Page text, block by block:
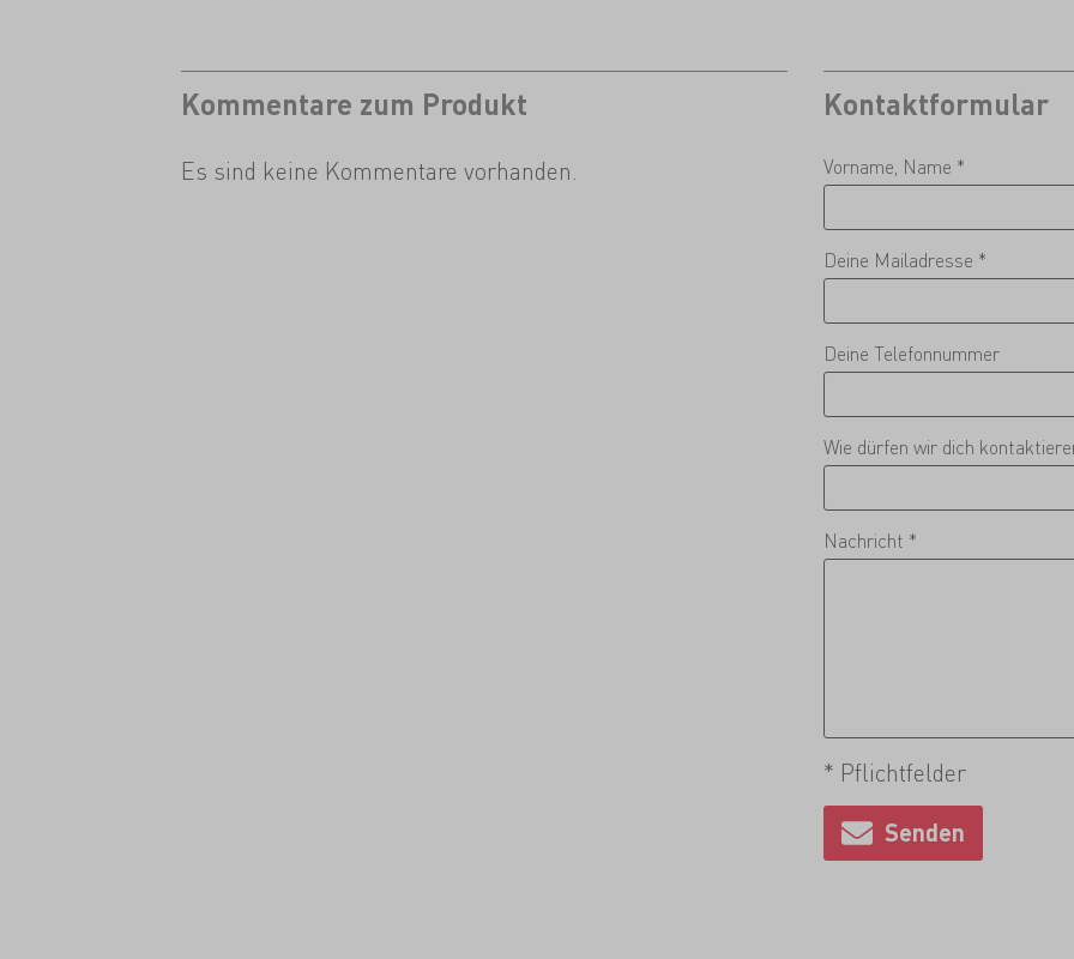
Kommentare zum Produkt
Es sind keine Kommentare vorhanden.
Kontaktformular
Vorname, Name *
Deine Mailadresse *
Deine Telefonnummer
Wie dürfen wir dich
Nachricht *
* Pflichtfelder